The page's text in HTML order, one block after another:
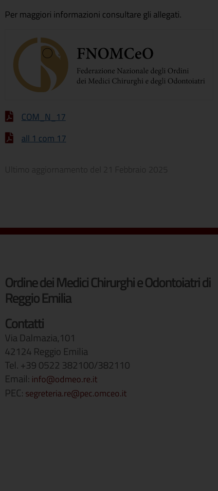
Per maggiori informazioni consultare gli allegati.
COM_N_17
all 1 com 17
Ordine dei Medici Chirurghi e Odontoiatri di
Reggio Emilia
Contatti
Via Dalmazia,101
42124 Reggio Emilia
Tel. +39 0522 382100/382110
Email: info@odmeo.re.it
PEC: segreteria.re@pec.omceo.it